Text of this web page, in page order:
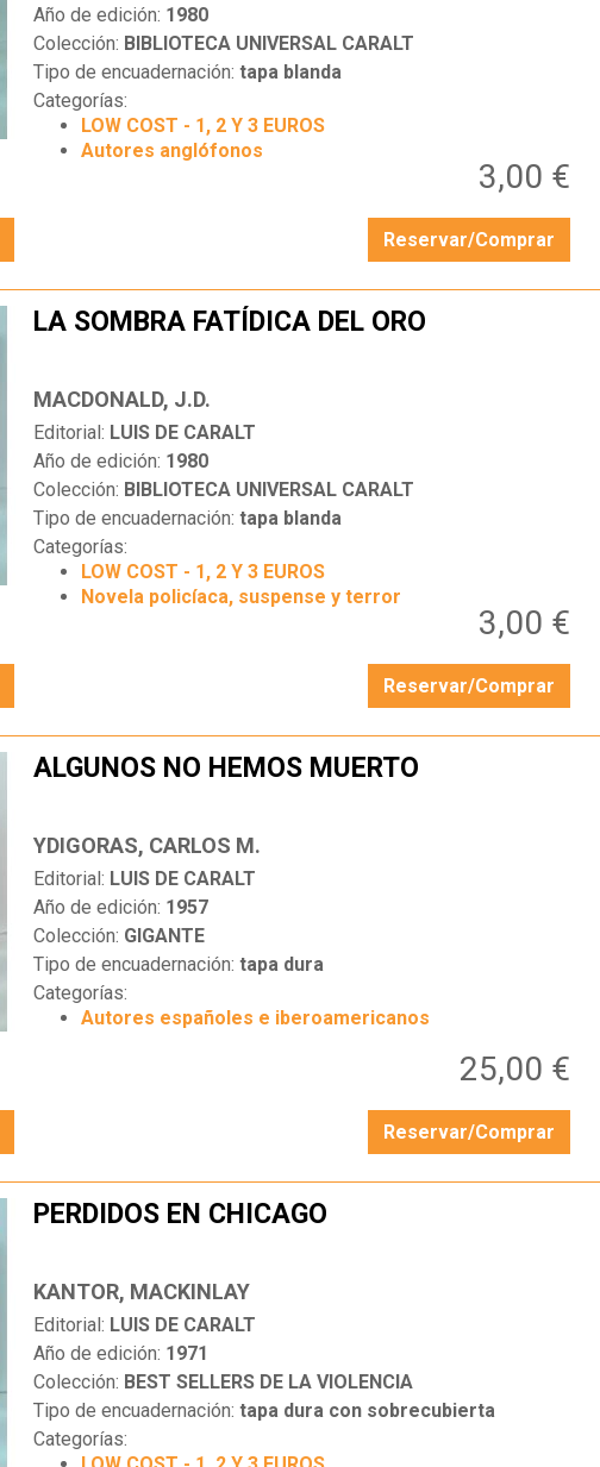
Año de edición: 1980
Colección: BIBLIOTECA UNIVERSAL CARALT
Tipo de encuadernación: tapa blanda
Categorías:
LOW COST - 1, 2 Y 3 EUROS
Autores anglófonos
3,00 €
Reservar/Comprar
LA SOMBRA FATÍDICA DEL ORO
MACDONALD, J.D.
Editorial: LUIS DE CARALT
Año de edición: 1980
Colección: BIBLIOTECA UNIVERSAL CARALT
Tipo de encuadernación: tapa blanda
Categorías:
LOW COST - 1, 2 Y 3 EUROS
Novela policíaca, suspense y terror
3,00 €
Reservar/Comprar
ALGUNOS NO HEMOS MUERTO
YDIGORAS, CARLOS M.
Editorial: LUIS DE CARALT
Año de edición: 1957
Colección: GIGANTE
Tipo de encuadernación: tapa dura
Categorías:
Autores españoles e iberoamericanos
25,00 €
Reservar/Comprar
PERDIDOS EN CHICAGO
KANTOR, MACKINLAY
Editorial: LUIS DE CARALT
Año de edición: 1971
Colección: BEST SELLERS DE LA VIOLENCIA
Tipo de encuadernación: tapa dura con sobrecubierta
Categorías: